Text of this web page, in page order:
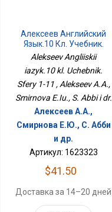
Алексеев Английский
Язык.10 Кл. Учебник.
Сферы 1-11
Alekseev Angliiskii
iazyk.10 kl. Uchebnik.
Sfery 1-11 , Alekseev A.A.,
Smirnova E.Iu., S. Abbi i dr.
Алексеев А.А.,
Смирнова Е.Ю., С. Абби
и др.
Артикул: 1623323
$41.50
Доставка за 14–20 дней